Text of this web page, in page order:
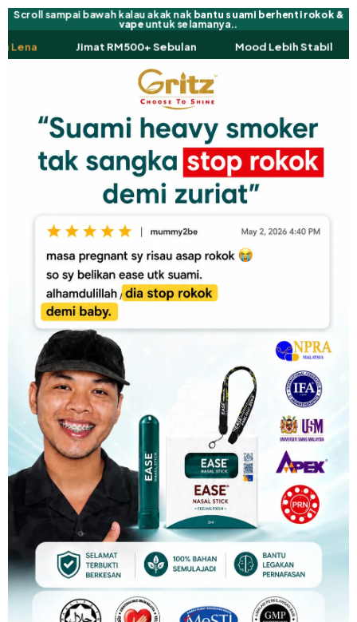
Scroll sampai bawah kalau akak nak bantu suami berhenti rokok &
vapeuntuk selamanya..
Mood Lebih Stabil Nafas Lebih Lapang 100%